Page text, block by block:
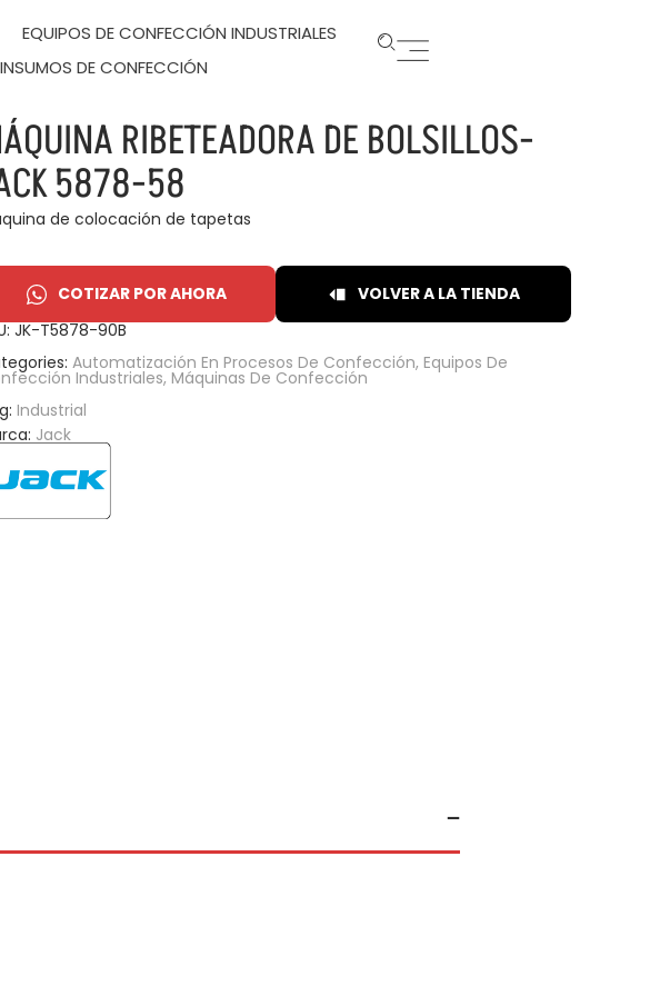
EQUIPOS DE CONFECCIÓN INDUSTRIALES
DE CONFECCIÓN
RIBETEADORA DE BOLSILLOS-
5878-58
de colocación de tapetas
COTIZAR POR AHORA
VOLVER A LA TIENDA
JK-T5878-90B
Automatización En Procesos De Confección,Equipos De
Industriales,Máquinas De Confección
Industrial
Jack